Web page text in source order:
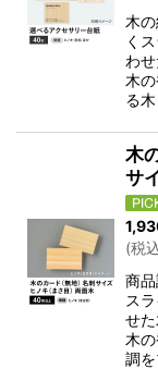
並び順
木
く
わ
木
る
木
サ
(税
商
ス
せ
木
調